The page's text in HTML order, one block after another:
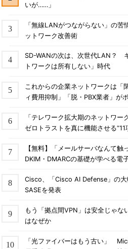
いが……」
「無線LANがつながらない」の
ットワーク改善術
SD-WANの次は、次世代LAN？
トワークは所有しない」時代
これからの企業ネットワークは「
ィ費用抑制」「脱・PBX業者」が
「テレワーク拡大期のネットワ
ゼロトラストを真に機能させる“11
【無料】「メールサーバなんて
DKIM・DMARCの基礎が学べる電
Cisco、「Cisco AI Defense」の
SASEを発表
もう「拠点間VPN」は安全じゃ
はなぜか
「光ファイバーはもう古い」